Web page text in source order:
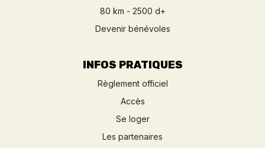
80 km - 2500 d+
Devenir bénévoles
INFOS PRATIQUES
Règlement officiel
Accès
Se loger
Les partenaires